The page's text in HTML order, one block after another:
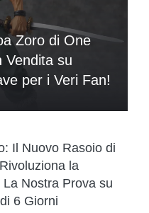
Zoro di One
Vendita su
per i Veri Fan!
Il Nuovo Rasoio di
la
Nostra Prova su
6 Giorni